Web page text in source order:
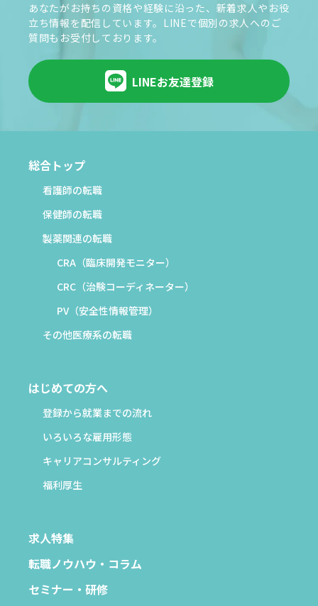
あなたがお持ちの資格や経験に沿った、新着求人やお役
立ち情報を配信しています。LINEで個別の求人へのご
質問もお受付しております。
LINEお友達登録
総合トップ
看護師の転職
保健師の転職
製薬関連の転職
CRA（臨床開発モニター）
CRC（治験コーディネーター）
PV（安全性情報管理）
その他医療系の転職
はじめての方へ
登録から就業までの流れ
いろいろな雇用形態
キャリアコンサルティング
福利厚生
求人特集
転職ノウハウ・コラム
セミナー・研修